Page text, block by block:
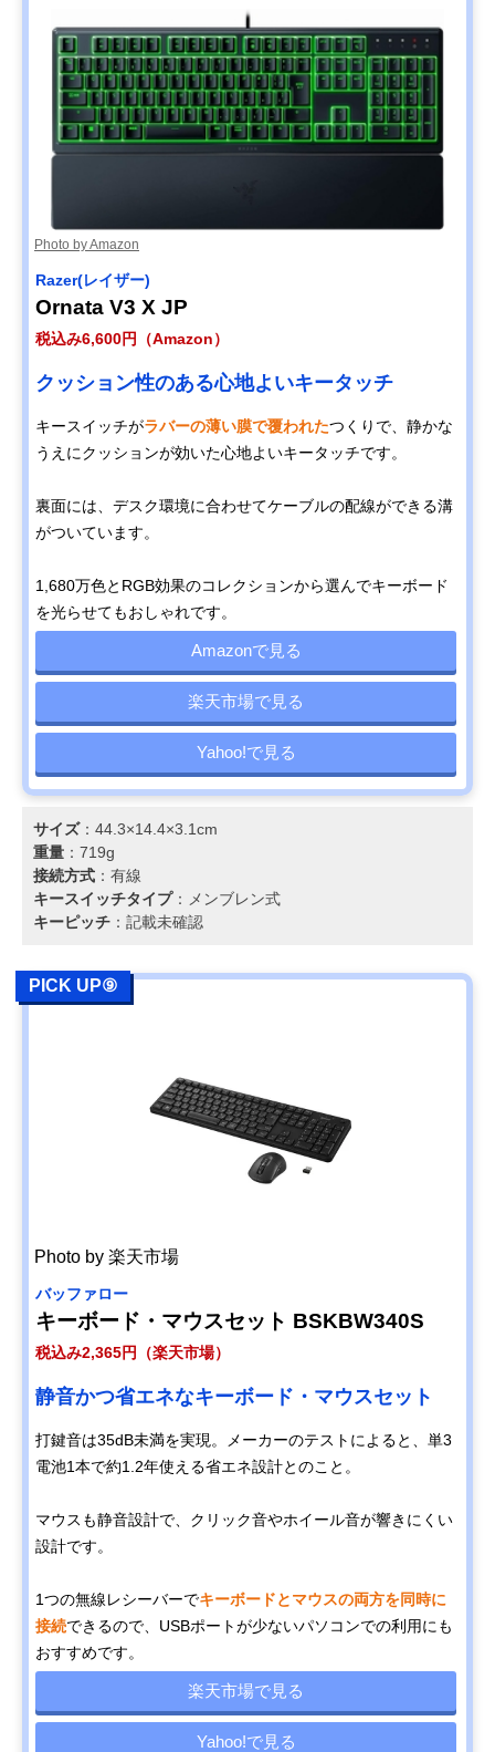
Photo by Amazon
Razer(レイザー)
Ornata V3 X JP
税込み6,600円（Amazon）
クッション性のある心地よいキータッチ
キースイッチがラバーの薄い膜で覆われたつくりで、静かな
うえにクッションが効いた心地よいキータッチです。
裏面には、デスク環境に合わせてケーブルの配線ができる溝
がついています。
1,680万色とRGB効果のコレクションから選んでキーボード
を光らせてもおしゃれです。
Amazonで見る
楽天市場で見る
Yahoo!で見る
サイズ：44.3×14.4×3.1cm
重量 ：719g
接続方式 ：有線
キースイッチタイプ：メンブレン式
キーピッチ ：記載未確認
PICK UP⑨
Photo by 楽天市場
バッファロー
キーボード・マウスセット BSKBW340S
税込み2,365円（楽天市場）
静音かつ省エネなキーボード・マウスセット
打鍵音は35dB未満を実現。メーカーのテストによると、単3
電池1本で約1.2年使える省エネ設計とのこと。
マウスも静音設計で、クリック音やホイール音が響きにくい
設計です。
1つの無線レシーバーでキーボードとマウスの両方を同時に
接続できるので、USBポートが少ないパソコンでの利用にも
おすすめです。
楽天市場で見る
Yahoo!で見る